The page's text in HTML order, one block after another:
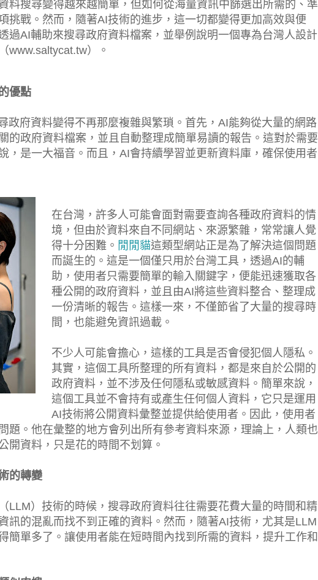
料搜尋變得越來越簡單，但如何從海量資訊中篩選出所需的、準
挑戰。然而，隨著AI技術的進步，這一切都變得更加高效與便
過AI輔助來搜尋政府資料檔案，並舉例說明一個專為台灣人設計
（www.saltycat.tw）。
優點
政府資料變得不再那麼複雜與繁瑣。首先，AI能夠從大量的網路
的政府資料檔案，並且自動整理成簡單易讀的報告。這對於需要
，是一大福音。而且，AI會持續學習並更新資料庫，確保使用者
在台灣，許多人可能會面對需要查詢各種政府資料的情
境，但由於資料來自不同網站、來源繁雜，常常讓人覺
得十分困難。 閒閒貓這類型網站正是為了解決這個問題
而誕生的。這是一個僅只用於台灣工具，透過AI的輔
助，使用者只需要簡單的輸入關鍵字，便能迅速獲取各
種公開的政府資料，並且由AI將這些資料整合、整理成
一份清晰的報告。這樣一來，不僅節省了大量的搜尋時
間，也能避免資訊過載。
不少人可能會擔心，這樣的工具是否會侵犯個人隱私。
其實，這個工具所整理的所有資料，都是來自於公開的
政府資料，並不涉及任何隱私或敏感資料。簡單來說，
這個工具並不會持有或產生任何個人資料，它只是運用
AI技術將公開資料彙整並提供給使用者。因此，使用者
題。他在彙整的地方會列出所有參考資料來源，理論上，人類也
開資料，只是花的時間不划算。
的轉變
LLM）技術的時候，搜尋政府資料往往需要花費大量的時間和精
訊的混亂而找不到正確的資料。然而，隨著AI技術，尤其是LLM
簡單多了。讓使用者能在短時間內找到所需的資料，提升工作和